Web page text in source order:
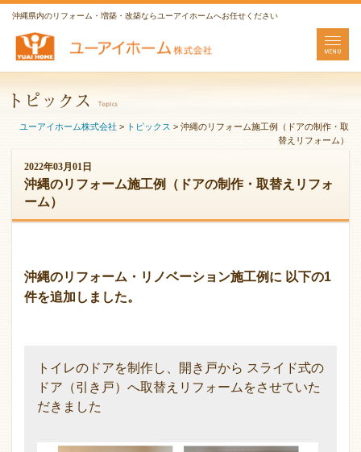
沖縄県内のリフォーム・増築・改築ならユーアイホームへお任せください
ユーアイホーム株式会社 > トピックス > 沖縄のリフォーム施工例（ドアの制作・取
替えリフォーム）
2022年03月01日
沖縄のリフォーム施工例（ドアの制作・取替えリフォ
ーム）
沖縄のリフォーム・リノベーション施工例に 以下の1
件を追加しました。
トイレのドアを制作し、開き戸から スライド式の
ドア（引き戸）へ取替えリフォームをさせていた
だきました